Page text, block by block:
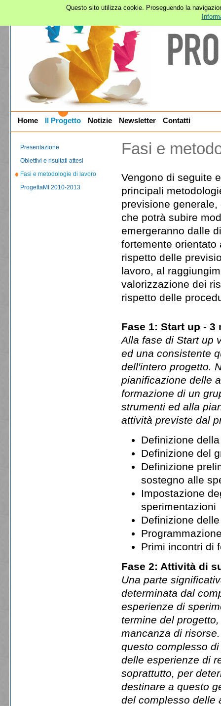
Questo sito utilizza cookie. Proseguendo la
Home Il Progetto Notizie Newsletter Contatti
Presentazione
Obiettivi e risultati attesi
Fasi e metodologie di lavoro
ProgettaMI 2010-2013
Fasi e
Vengono di seguite
principali
previsione
che potrà subire
emergeranno dalle
fortemente
rispetto delle
lavoro, al
valorizzazione dei
rispetto delle
Fase 1: Start up - 3
Alla fase di Start up
ed una consistente
dell'intero progetto.
pianificazione delle
formazione di un
strumenti ed alla
attività previste dal
Definizione
Definizione del
Definizione
sostegno alle
Impostazione
sperimentazioni
Definizione
Primi incontri di
Fase 2: Attività di
Una parte
determinata dal
esperienze di
termine del
mancanza di
questo complesso
delle esperienze di
soprattutto, per
destinare a questo
del complesso delle